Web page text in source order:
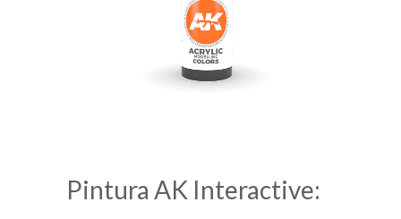
Pintura AK Interactive: